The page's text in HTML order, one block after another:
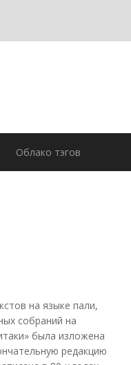
Облако тэгов
на языке пали,
собраний на
была изложена
редакцию